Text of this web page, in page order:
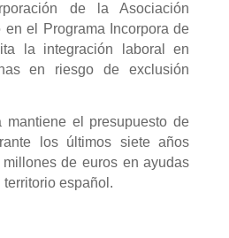
de la Asociación
el Programa Incorpora de
la integración laboral en
en riesgo de exclusión
mantiene el presupuesto de
los últimos siete años
de euros en ayudas
español.